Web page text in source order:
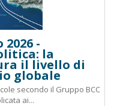
-
la
il livello di
globale
secondo il Gruppo BCC
ai...